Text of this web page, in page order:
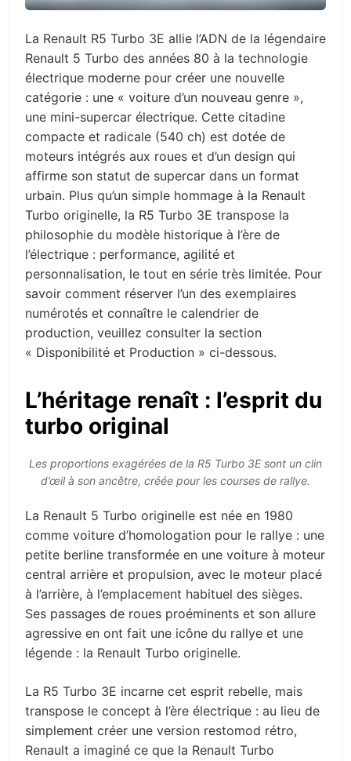
La Renault R5 Turbo 3E allie l’ADN de la légendaire
Renault 5 Turbo des années 80 à la technologie
électrique moderne pour créer une nouvelle
catégorie : une « voiture d’un nouveau genre »,
une mini-supercar électrique. Cette citadine
compacte et radicale (540 ch) est dotée de
moteurs intégrés aux roues et d’un design qui
affirme son statut de supercar dans un format
urbain. Plus qu’un simple hommage à la Renault
Turbo originelle, la R5 Turbo 3E transpose la
philosophie du modèle historique à l’ère de
l’électrique : performance, agilité et
personnalisation, le tout en série très limitée. Pour
savoir comment réserver l’un des exemplaires
numérotés et connaître le calendrier de
production, veuillez consulter la section
« Disponibilité et Production » ci-dessous.
L’héritage renaît : l’esprit du
turbo original
Les proportions exagérées de la R5 Turbo 3E sont un clin
d’œil à son ancêtre, créée pour les courses de rallye.
La Renault 5 Turbo originelle est née en 1980
comme voiture d’homologation pour le rallye : une
petite berline transformée en une voiture à moteur
central arrière et propulsion, avec le moteur placé
à l’arrière, à l’emplacement habituel des sièges.
Ses passages de roues proéminents et son allure
agressive en ont fait une icône du rallye et une
légende : la Renault Turbo originelle.
La R5 Turbo 3E incarne cet esprit rebelle, mais
transpose le concept à l’ère électrique : au lieu de
simplement créer une version restomod rétro,
Renault a imaginé ce que la Renault Turbo